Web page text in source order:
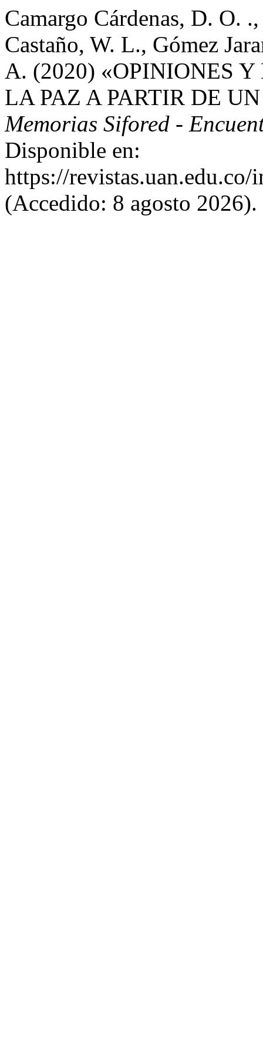
Camargo Cárdenas, D. O.
Castaño, W. L., Gómez
A. (2020) «OPINIONES
LA PAZ A PARTIR DE
Memorias Sifored -
Disponible en:
https://
(Accedido: 8 agosto 2026).